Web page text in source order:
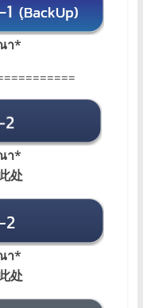
า*
า*
处
า*
处